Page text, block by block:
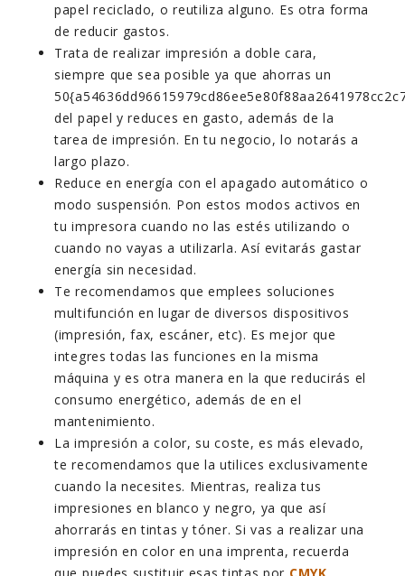
papel reciclado, o reutiliza alguno. Es otra forma
de reducir gastos.
Trata de realizar impresión a doble cara,
siempre que sea posible ya que ahorras un
del papel y reduces en gasto, además de la
tarea de impresión. En tu negocio, lo notarás a
largo plazo.
Reduce en energía con el apagado automático o
modo suspensión. Pon estos modos activos en
tu impresora cuando no las estés utilizando o
cuando no vayas a utilizarla. Así evitarás gastar
energía sin necesidad.
Te recomendamos que emplees soluciones
multifunción en lugar de diversos dispositivos
(impresión, fax, escáner, etc). Es mejor que
integres todas las funciones en la misma
máquina y es otra manera en la que reducirás el
consumo energético, además de en el
mantenimiento.
La impresión a color, su coste, es más elevado,
te recomendamos que la utilices exclusivamente
cuando la necesites. Mientras, realiza tus
impresiones en blanco y negro, ya que así
ahorrarás en tintas y tóner. Si vas a realizar una
impresión en color en una imprenta, recuerda